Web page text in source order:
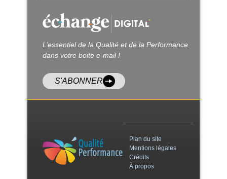
L’essentiel de la Qualité et de la Performance
dans votre boite e-mail !
S'ABONNER
Plan du site
Mentions légales
Crédits
À propos